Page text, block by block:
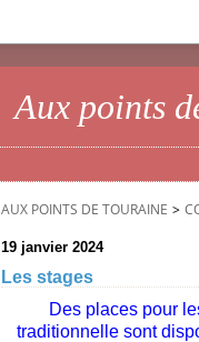
Aux points
AUX POINTS DE TOURAINE >
19 janvier 2024
Les stages
Des places pour
traditionnelle sont